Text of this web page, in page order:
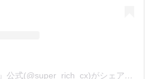
木曜劇場『SUPER RICH』公式(@super_rich_cx)がシェアした投稿